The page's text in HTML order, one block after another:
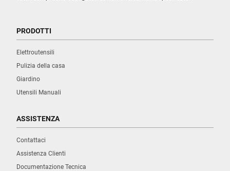
PRODOTTI
Elettroutensili
Pulizia della casa
Giardino
Utensili Manuali
ASSISTENZA
Contattaci
Assistenza Clienti
Documentazione Tecnica